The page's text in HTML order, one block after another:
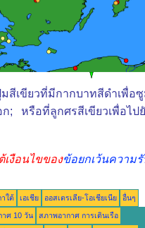
เขียวที่มีกากบาทสีดำเพื่อ
; หรือที่ลูกศรสีเขียวเพื่อไป
เงือนไขของข้อยกเว้นความ
าใต้ เอเชีย ออสเตรเลีย-โอเชียเนีย อื่นๆ
ศ 10 วัน สภาพอากาศ การเดินเรือ